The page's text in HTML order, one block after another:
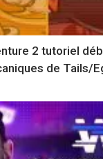
2 tutoriel
de Tails/